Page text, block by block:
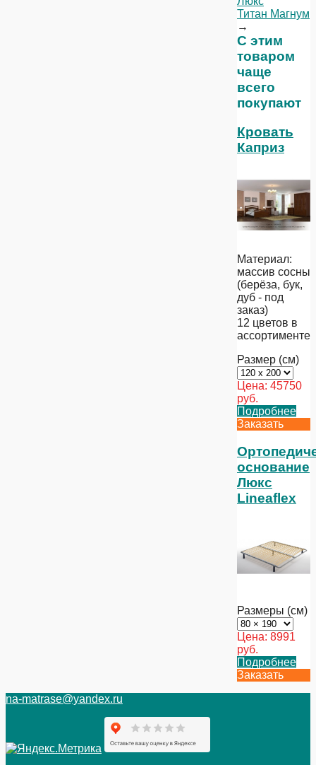
Титан Магнум
→
С этим
товаром
чаще
всего
покупают
Кровать
Каприз
Материал:
массив сосны
(берёза, бук,
дуб - под
заказ)
12 цветов в
ассортименте
Размер (см)
Цена: 45750
руб.
Подробнее
Заказать
основание
Люкс
Lineaflex
Размеры (см)
Цена: 8991
руб.
Подробнее
Заказать
na-matrase@yandex.ru